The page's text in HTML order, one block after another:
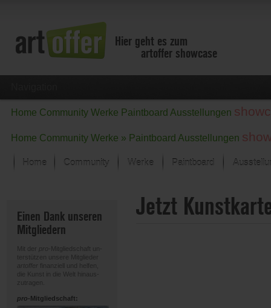
Hier geht es zum
artoffer showcase
Home Community Werke Paintboard Ausstellungen
Home Community Werke » Paintboard Ausstellungen
Home Community Werke
Der letzte Monat im Fokus
Alle Fokus-Werke
Paintboard
Einen Dank unseren
Mitgliedern
Mit der pro
-Mitgliedschaft un-
terstützen unsere Mitglieder
artoffer finanziell und helfen,
die Kunst in die Welt hinaus-
zutragen.
pro-Mitgliedschaft:
Jetzt